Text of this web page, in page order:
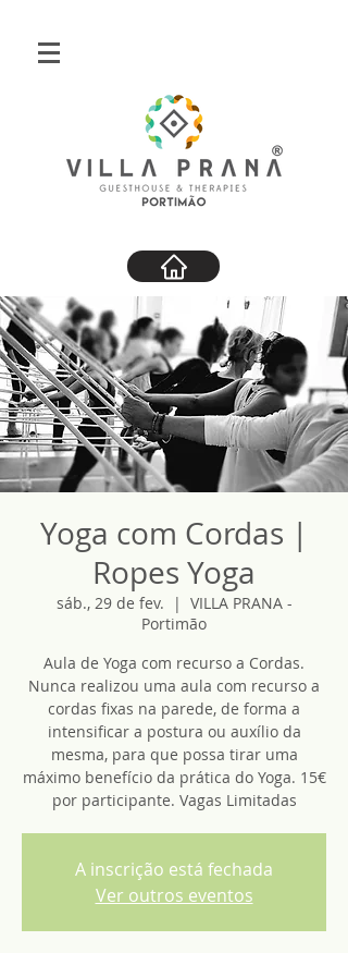
Yoga com Cordas |
Ropes Yoga
sáb., 29 de fev.
  |
VILLA PRANA -
Portimão
Aula de Yoga com recurso a Cordas.
Nunca realizou uma aula com recurso a
cordas fixas na parede, de forma a
intensificar a postura ou auxílio da
mesma, para que possa tirar uma
máximo benefício da prática do Yoga. 15€
por participante. Vagas Limitadas
A inscrição está fechada
Ver outros eventos